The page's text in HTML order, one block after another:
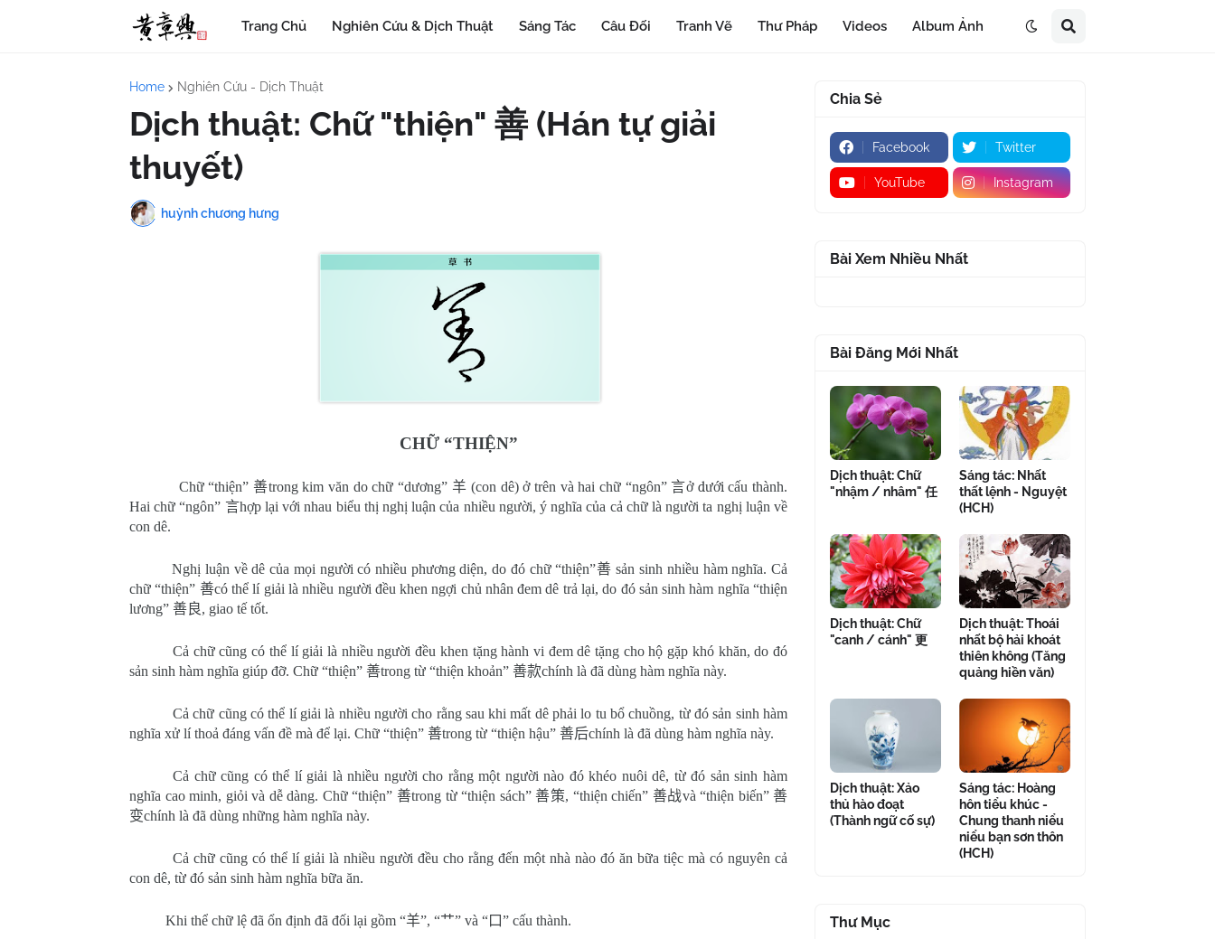
Trang Chủ Nghiên Cứu & Dịch Thuật Sáng Tác Câu Đối Tranh Vẽ Thư Pháp Videos Album Ảnh
Home Nghiên Cứu - Dịch Thuật
Dịch thuật: Chữ "thiện" 善 (Hán tự giải
thuyết)
huỳnh chương hưng
CHỮ “THIỆN”
Chữ “thiện”善trong kim văn do chữ “dương” 羊 (con dê) ở trên và hai chữ “ngôn”言ở dướicấu thành.
Hai chữ “ngôn” 言hợp lại với nhau biểu thị nghị luận của nhiều người, ý nghĩa của cả chữ là người ta nghị luận về
con dê.
Nghị luận về dê của mọi người có nhiều phương diện, do đó chữ “thiện”善 sản sinh nhiều hàm nghĩa. Cả
chữ “thiện” 善có thể lí giải là nhiều người đều khen ngợi chủ nhân đem dê trả lại, do đó sản sinh hàm nghĩa “thiện
lương” 善良, giao tế tốt.
Cả chữ cũng có thể lí giải là nhiều người đều khen tặng hành vi đem dê tặng cho hộ gặp khó khăn, do đó
sản sinh hàm nghĩa giúp đỡ. Chữ “thiện” 善trong từ “thiện khoản” 善款chính là đã dùng hàm nghĩa này.
Cả chữ cũng có thể lí giải là nhiều người cho rằng sau khi mất dê phải lo tu bổ chuồng, từ đó sản sinh hàm
nghĩa xử lí thoả đáng vấn đề mà để lại. Chữ “thiện” 善trong từ “thiện hậu” 善后chính là đã dùng hàm nghĩa này.
Cả chữ cũng có thể lí giải là nhiều người cho rằng một người nào đó khéo nuôi dê, từ đó sản sinh hàm
nghĩa cao minh, giỏi và dễ dàng. Chữ “thiện” 善trong từ “thiện sách” 善策, “thiện chiến” 善战và “thiện biến” 善
变chính là đã dùng những hàm nghĩa này.
Cả chữ cũng có thể lí giải là nhiều người đều cho rằng đến một nhà nào đó ăn bữa tiệc mà có nguyên cả
con dê, từ đó sản sinh hàm nghĩa bữa ăn.
Khi thể chữ lệ đã ổn định đã đối lại gồm “羊”, “艹” và “口” cấu thành.
Chia Sẻ
Facebook Twitter
YouTube Instagram
Bài Xem Nhiều Nhất
Bài Đăng Mới Nhất
Dịch thuật: Chữ
"nhậm / nhâm" 任
Sáng tác: Nhất
thất lệnh - Nguyệt
(HCH)
Dịch thuật: Chữ
"canh / cánh" 更
Dịch thuật: Thoái
nhất bộ hải khoát
thiên không (Tăng
quảng hiền văn)
Dịch thuật: Xảo
thủ hào đoạt
(Thành ngữ cố sự)
Sáng tác: Hoàng
hôn tiểu khúc -
Chung thanh niểu
niểu bạn sơn thôn
(HCH)
Thư Mục